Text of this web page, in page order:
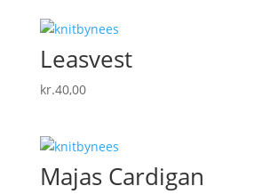
Leasvest
kr.40,00
Majas Cardigan